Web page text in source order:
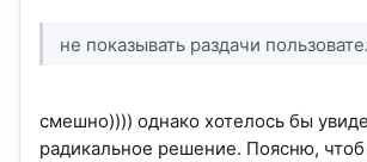
не показывать раздачи
смешно)))) однако хотелось бы
радикальное решение. Поясню, чтоб